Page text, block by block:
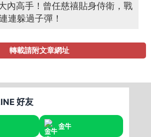
內高手！曾任慈禧貼身侍衛，戰
連躲過子彈！
轉載請附文章網址